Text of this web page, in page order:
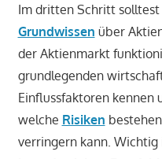
Im dritten Schritt solltest
Grundwissen über
der Aktienmarkt
grundlegenden
Einflussfaktoren kennen
welche Risiken
verringern kann. Wichtig